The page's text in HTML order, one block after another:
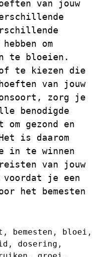
van jouw
om
te bloeien.
te kiezen die
van jouw
zorg je
benodigde
gezond en
is daarom
in te winnen
van jouw
voordat je een
het bemesten
, bemesten , bloei ,
, dosering ,